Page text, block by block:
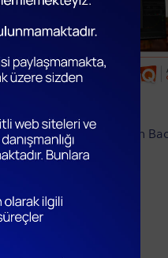
Algoritmik İşlemlerin
Aşamaları